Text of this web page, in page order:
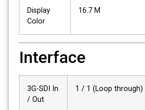
Display
Color
16.7 M
Interface
3G-SDI In
/ Out
1 / 1 (Loop through)